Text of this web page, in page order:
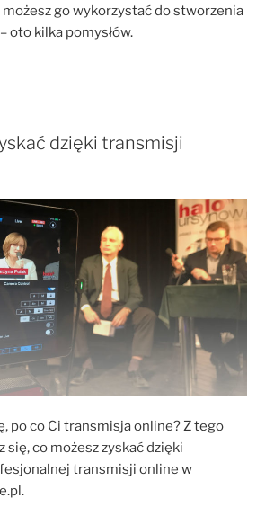
go wykorzystać do stworzenia
oto kilka pomysłów.
dzięki transmisji
po co Ci transmisja online? Z tego
się, co możesz zyskać dzięki
transmisji online w